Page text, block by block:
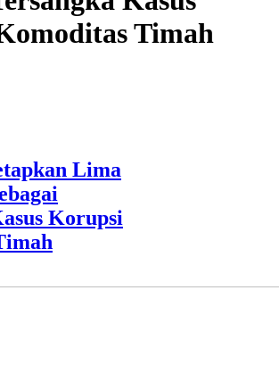
Timah
Lima
Korupsi